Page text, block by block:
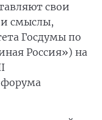
свои
смыслы,
Госдумы по
Россия») на
форума